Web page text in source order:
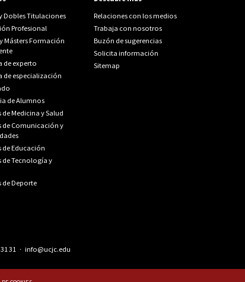
Dobles Titulaciones
Profesional
Másters Formación
de experto
de especialización
de Alumnos
de Medicina y Salud
de Comunicación y
de Educación
de Tecnología y
de Deporte
Relaciones con los medios
Trabaja con nosotros
Buzón de sugerencias
Solicita información
Sitemap
31 · info@ucjc.edu